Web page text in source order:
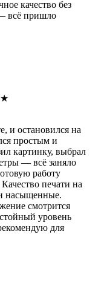
качество без
всё пришло
★
и остановился на
простым и
картинку, выбрал
— всё заняло
работу
печати на
насыщенные.
смотрится
уровень
для